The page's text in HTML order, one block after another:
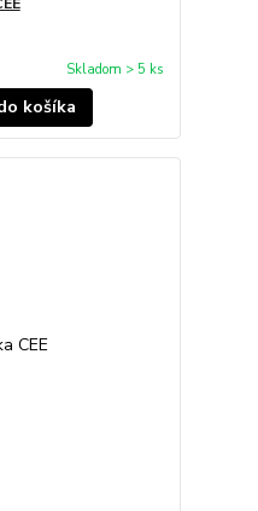
Skladom > 5 ks
košíka